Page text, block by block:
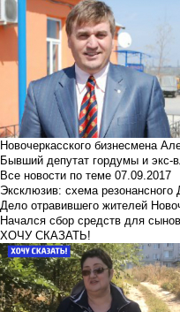
Новочеркасского бизнесмена
Бывший депутат гордумы и
Все новости по теме 07.09.2017
Эксклюзив: схема
Дело отравившего жителей
Начался сбор средств для
ХОЧУ СКАЗАТЬ!